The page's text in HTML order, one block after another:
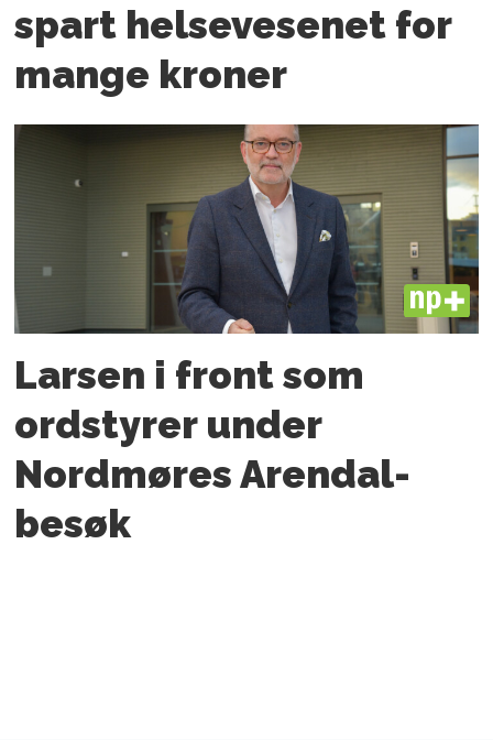
spart helsevesenet for
mange kroner
PLUS
Larsen i front som
ordstyrer under
Nordmøres Arendal-
besøk